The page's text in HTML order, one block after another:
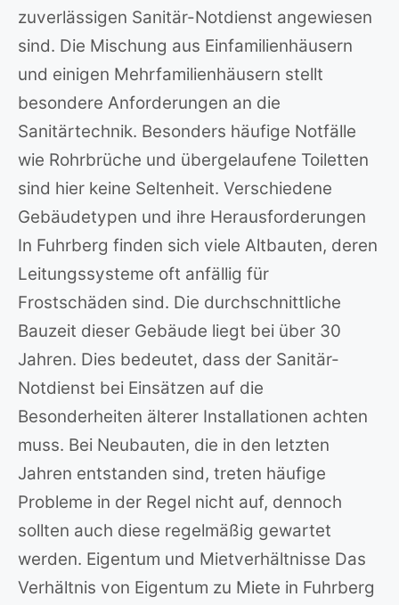
zuverlässigen Sanitär-Notdienst angewiesen
sind. Die Mischung aus Einfamilienhäusern
und einigen Mehrfamilienhäusern stellt
besondere Anforderungen an die
Sanitärtechnik. Besonders häufige Notfälle
wie Rohrbrüche und übergelaufene Toiletten
sind hier keine Seltenheit. Verschiedene
Gebäudetypen und ihre Herausforderungen
In Fuhrberg finden sich viele Altbauten, deren
Leitungssysteme oft anfällig für
Frostschäden sind. Die durchschnittliche
Bauzeit dieser Gebäude liegt bei über 30
Jahren. Dies bedeutet, dass der Sanitär-
Notdienst bei Einsätzen auf die
Besonderheiten älterer Installationen achten
muss. Bei Neubauten, die in den letzten
Jahren entstanden sind, treten häufige
Probleme in der Regel nicht auf, dennoch
sollten auch diese regelmäßig gewartet
werden. Eigentum und Mietverhältnisse Das
Verhältnis von Eigentum zu Miete in Fuhrberg